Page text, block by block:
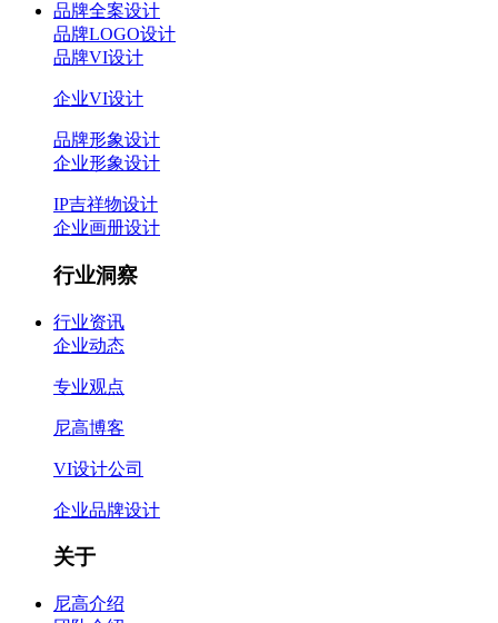
品牌全案设计
品牌LOGO设计
品牌VI设计
企业VI设计
品牌形象设计
企业形象设计
IP吉祥物设计
企业画册设计
行业洞察
行业资讯
企业动态
专业观点
尼高博客
VI设计公司
企业品牌设计
关于
尼高介绍